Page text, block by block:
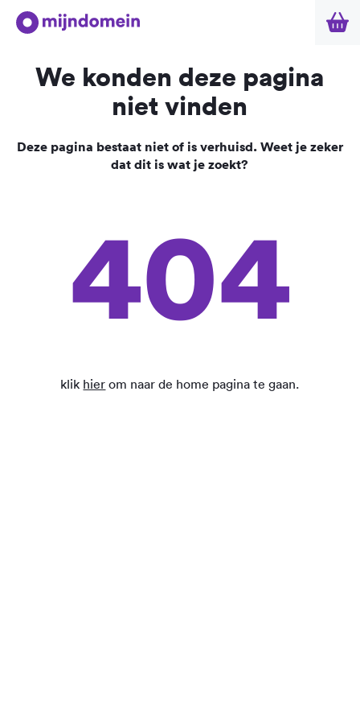
We konden deze pagina
niet vinden
Deze pagina bestaat niet of is verhuisd. Weet je zeker
dat dit is wat je zoekt?
404
klik hier om naar de home pagina te gaan.